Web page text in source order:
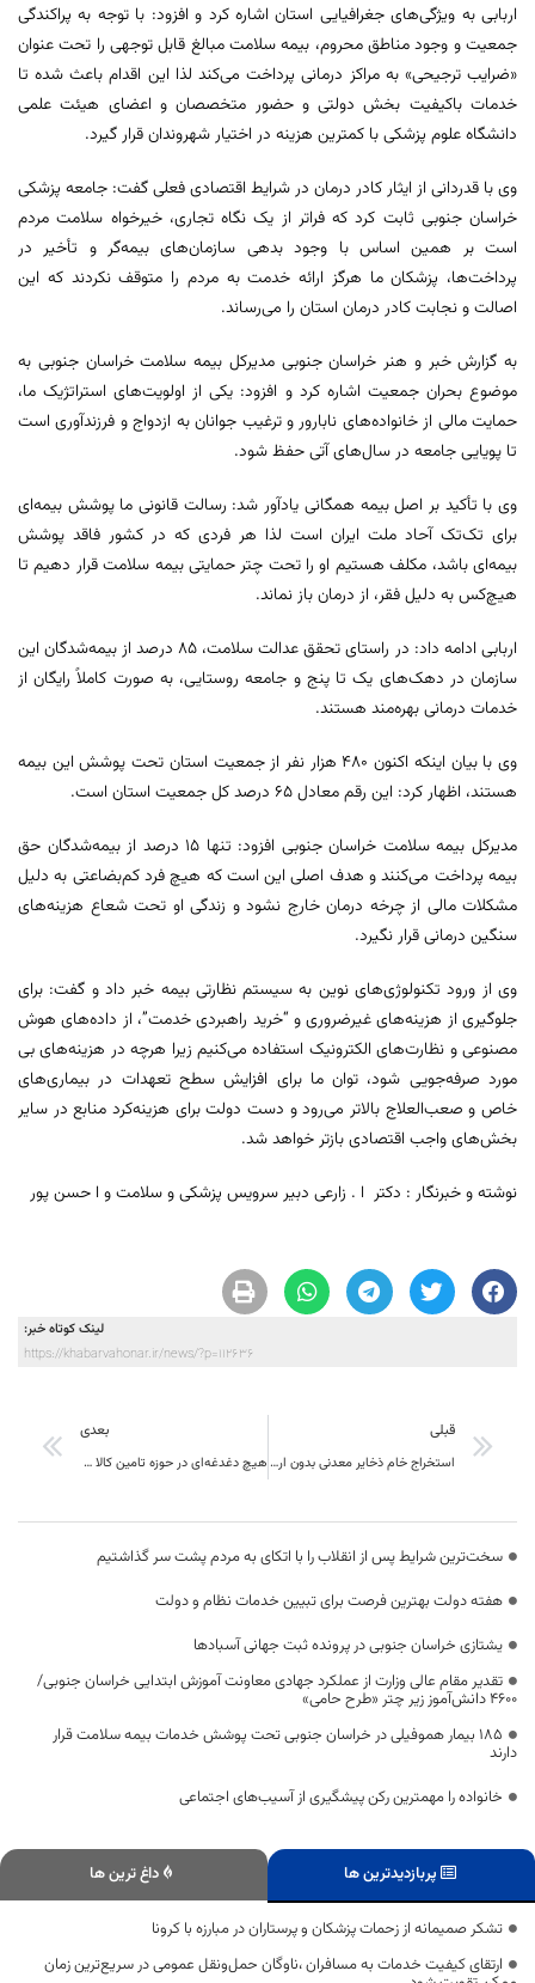
اربابی به ویژگی‌های جغرافیایی استان اشاره کرد و افزود: با توجه به پراکندگی
جمعیت و وجود مناطق محروم، بیمه سلامت مبالغ قابل توجهی را تحت عنوان
«ضرایب ترجیحی» به مراکز درمانی پرداخت می‌کند لذا این اقدام باعث شده تا
خدمات باکیفیت بخش دولتی و حضور متخصصان و اعضای هیئت علمی
دانشگاه علوم پزشکی با کمترین هزینه در اختیار شهروندان قرار گیرد.
وی با قدردانی از ایثار کادر درمان در شرایط اقتصادی فعلی گفت: جامعه پزشکی
خراسان جنوبی ثابت کرد که فراتر از یک نگاه تجاری، خیرخواه سلامت مردم
است بر همین اساس با وجود بدهی سازمان‌های بیمه‌گر و تأخیر در
پرداخت‌ها، پزشکان ما هرگز ارائه خدمت به مردم را متوقف نکردند که این
اصالت و نجابت کادر درمان استان را می‌رساند.
به گزارش خبر و هنر خراسان جنوبی مدیرکل بیمه سلامت خراسان جنوبی به
موضوع بحران جمعیت اشاره کرد و افزود: یکی از اولویت‌های استراتژیک ما،
حمایت مالی از خانواده‌های نابارور و ترغیب جوانان به ازدواج و فرزندآوری است
تا پویایی جامعه در سال‌های آتی حفظ شود.
وی با تأکید بر اصل بیمه همگانی یادآور شد: رسالت قانونی ما پوشش بیمه‌ای
برای تک‌تک آحاد ملت ایران است لذا هر فردی که در کشور فاقد پوشش
بیمه‌ای باشد، مکلف هستیم او را تحت چتر حمایتی بیمه سلامت قرار دهیم تا
هیچ‌کس به دلیل فقر، از درمان باز نماند.
اربابی ادامه داد: در راستای تحقق عدالت سلامت، ۸۵ درصد از بیمه‌شدگان این
سازمان در دهک‌های یک تا پنج و جامعه روستایی، به صورت کاملاً رایگان از
خدمات درمانی بهره‌مند هستند.
وی با بیان اینکه اکنون ۴۸۰ هزار نفر از جمعیت استان تحت پوشش این بیمه
هستند، اظهار کرد: این رقم معادل ۶۵ درصد کل جمعیت استان است.
مدیرکل بیمه سلامت خراسان جنوبی افزود: تنها ۱۵ درصد از بیمه‌شدگان حق
بیمه پرداخت می‌کنند و هدف اصلی این است که هیچ فرد کم‌بضاعتی به دلیل
مشکلات مالی از چرخه درمان خارج نشود و زندگی او تحت شعاع هزینه‌های
سنگین درمانی قرار نگیرد.
وی از ورود تکنولوژی‌های نوین به سیستم نظارتی بیمه خبر داد و گفت: برای
جلوگیری از هزینه‌های غیرضروری و “خرید راهبردی خدمت”، از داده‌های هوش
مصنوعی و نظارت‌های الکترونیک استفاده می‌کنیم زیرا هرچه در هزینه‌های بی
مورد صرفه‌جویی شود، توان ما برای افزایش سطح تعهدات در بیماری‌های
خاص و صعب‌العلاج بالاتر می‌رود و دست دولت برای هزینه‌کرد منابع در سایر
بخش‌های واجب اقتصادی بازتر خواهد شد.
نوشته و خبرنگار : دکتر ا . زارعی دبیر سرویس پزشکی و سلامت و ا حسن پور
لینک کوتاه خبر:
https://khabarvahonar.ir/news/?p=112636
قبلی
استخراج خام ذخایر معدنی بدون ارزش افزوده برای استان قابل قبول نیست
بعدی
هیچ دغدغه‌ای در حوزه تامین کالا در خراسان جنوبی وجود ندارد
سخت‌ترین شرایط پس از انقلاب را با اتکای به مردم پشت سر گذاشتیم
هفته دولت بهترین فرصت برای تبیین خدمات نظام و دولت
یشتازی خراسان جنوبی در پرونده ثبت جهانی آسبادها
تقدیر مقام عالی وزارت از عملکرد جهادی معاونت آموزش ابتدایی خراسان جنوبی/
۴۶۰۰ دانش‌آموز زیر چتر «طرح حامی»
۱۸۵ بیمار هموفیلی در خراسان جنوبی تحت پوشش خدمات بیمه سلامت قرار
دارند
خانواده را مهمترین رکن پیشگیری از آسیب‌های اجتماعی
پربازدیدترین ها داغ ترین ها
تشکر صمیمانه از زحمات پزشکان و پرستاران در مبارزه با کرونا
ارتقای کیفیت خدمات به مسافران ،ناوگان حمل‌ونقل عمومی در سریع‌ترین زمان